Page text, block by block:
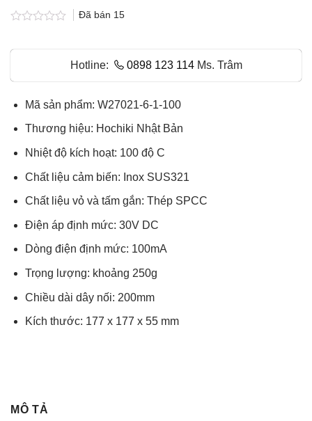
hạng
5
Đã bán 15
Hotline: 0898 123 114Ms. Trâm
Mã sản phẩm: W27021-6-1-100
Thương hiệu: Hochiki Nhật Bản
Nhiệt độ kích hoạt: 100 độ C
Chất liệu cảm biến: Inox SUS321
Chất liệu vỏ và tấm gắn: Thép SPCC
Điện áp định mức: 30V DC
Dòng điện định mức: 100mA
Trọng lượng: khoảng 250g
Chiều dài dây nối: 200mm
Kích thước: 177 x 177 x 55 mm
MÔ TẢ